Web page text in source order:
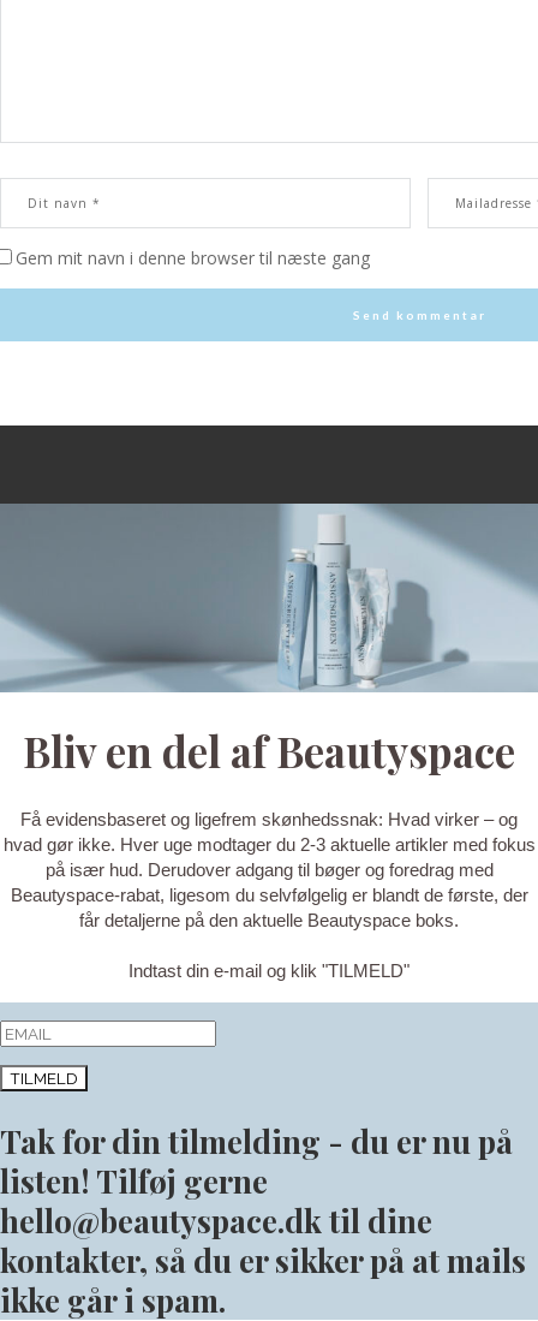
Gem mit navn i denne browser til næste gang
Bliv en del af Beautyspace
Få evidensbaseret og ligefrem skønhedssnak: Hvad virker – og
hvad gør ikke. Hver uge modtager du 2-3 aktuelle artikler med fokus
på især hud. Derudover adgang til bøger og foredrag med
Beautyspace-rabat, ligesom du selvfølgelig er blandt de første, der
får detaljerne på den aktuelle Beautyspace boks.
Indtast din e-mail og klik "TILMELD"
TILMELD
Tak for din tilmelding - du er nu på
listen! Tilføj gerne
hello@beautyspace.dk til dine
kontakter, så du er sikker på at mails
ikke går i spam.